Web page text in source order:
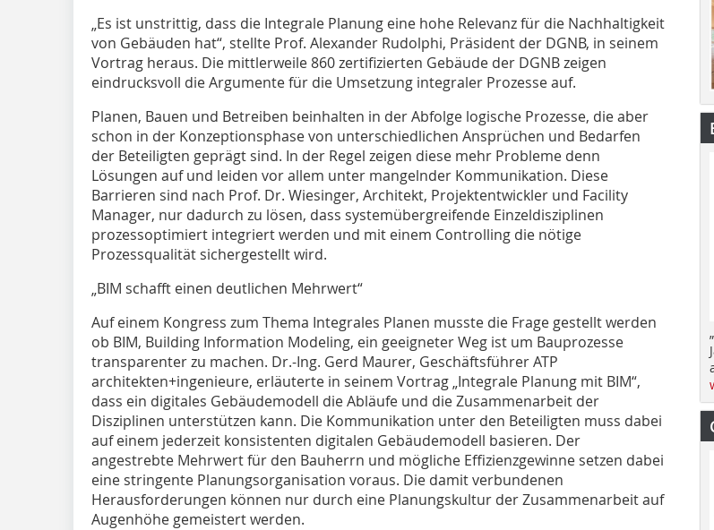
„Es ist unstrittig, dass die Integrale Planung eine hohe Relevanz für die Nachhaltigkeit
von Gebäuden hat“, stellte Prof. Alexan­der Rudolphi, Präsident der DGNB, in seinem
Vortrag heraus. Die mittlerweile 860 zertifizierten Gebäude der DGNB zeigen
eindrucksvoll die Argumente für die Umsetzung integraler Prozesse auf.
Planen, Bauen und Betreiben beinhalten in der Abfolge logische Prozesse, die aber
schon in der Konzeptionsphase von unterschiedlichen Ansprüchen und Bedarfen
der Beteiligten geprägt sind. In der Regel zeigen diese mehr Probleme denn
Lösungen auf und leiden vor allem unter mangelnder Kommunikation. Diese
Barrieren sind nach Prof. Dr. Wiesinger, Architekt, Projektentwickler und Facility
Manager, nur dadurch zu ­lösen, dass systemübergreifende Einzeldis­ziplinen
prozessoptimiert integriert werden und mit einem Controlling die nötige
Prozessqualität sichergestellt wird.
„BIM schafft einen deutlichen Mehrwert“
Auf einem Kongress zum Thema Integrales Planen musste die Frage gestellt werden
ob BIM, Building Information Modeling, ein geeigneter Weg ist um Bauprozesse
transparenter zu machen. Dr.-Ing. Gerd Maurer, Geschäftsführer ATP
architekten+ingenieure, erläuterte in seinem Vortrag „Integrale ­Planung mit BIM“,
dass ein digitales Gebäudemodell die Abläufe und die Zusammenarbeit der
Disziplinen unterstützen kann. Die Kommunikation unter den Betei­ligten muss dabei
auf einem jederzeit konsistenten digitalen Gebäudemodell basieren. Der
angestrebte Mehrwert für den Bauherrn und mögliche Effizienzgewinne setzen dabei
eine stringente Planungsorganisation vo­raus. Die damit verbundenen
Herausforderungen können nur durch eine Planungskul­tur der Zusammenarbeit auf
Augenhöhe gemeistert wer­den.